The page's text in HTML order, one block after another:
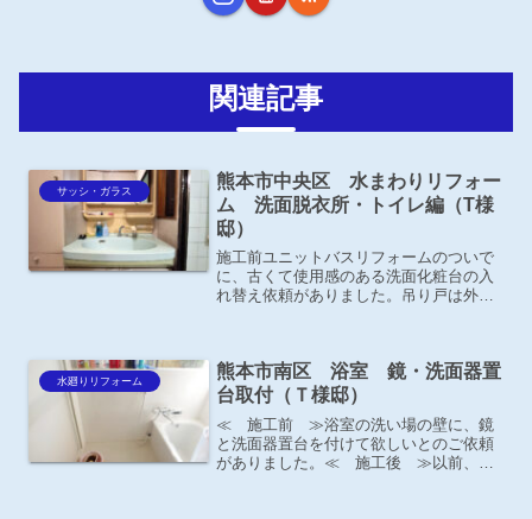
関連記事
サッシ・ガラス
熊本市中央区 水まわりリフォー
ム 洗面脱衣所・トイレ編（T様
邸）
施工前ユニットバスリフォームのついで
に、古くて使用感のある洗面化粧台の入
れ替え依頼がありました。吊り戸は外
います。施工後－お施主様...
水廻りリフォーム
熊本市南区 浴室 鏡・洗面器置
台取付（Ｔ様邸）
≪ 施工前 ≫浴室の洗い場の壁に、鏡
と洗面器置台を付けて欲しいとのご依頼
がありました。≪ 施工後 ≫以前、浴